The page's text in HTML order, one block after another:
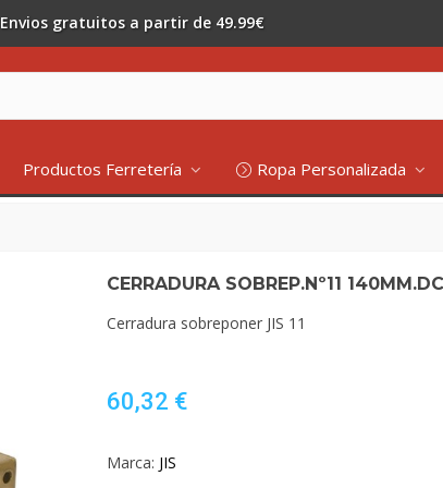
Envios gratuitos a partir de 49.99€
Productos Ferretería Ropa Personalizada
CERRADURA SOBREP.Nº11
Cerradura sobreponer JIS 11
60,32 €
Marca: JIS